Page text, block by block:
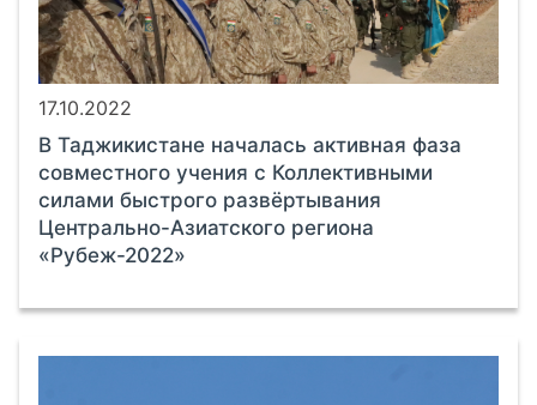
17.10.2022
В Таджикистане началась активная фаза
совместного учения с Коллективными
силами быстрого развёртывания
Центрально-Азиатского региона
«Рубеж-2022»